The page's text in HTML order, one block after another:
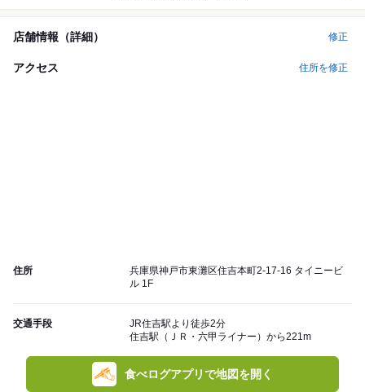
店舗情報（詳細） 修正
アクセス 住所を修正
住所
兵庫県神戸市東灘区住吉本町2-17-16 タイニービ
ル 1F
交通手段
JR住吉駅より徒歩2分
住吉駅（ＪＲ・六甲ライナー）から221m
食べログアプリで地図を開く